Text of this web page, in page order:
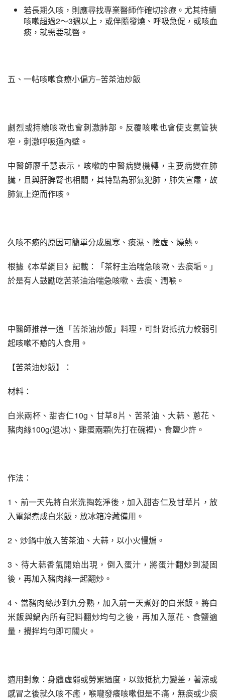
若長期久咳，則應尋找專業醫師作確切診療。尤其持續
咳嗽超過2～3週以上，或伴隨發燒、呼吸急促，或咳血
痰，就需要就醫。
五、一帖咳嗽食療小偏方–苦茶油炒飯
劇烈或持續咳嗽也會刺激肺部。反覆咳嗽也會使支氣管狹
窄，刺激呼吸道內壁。
中醫師廖千慧表示，咳嗽的中醫病變機轉，主要病變在肺
臟，且與肝脾腎也相關，其特點為邪氣犯肺，肺失宣肅，故
肺氣上逆而作咳。
久咳不癒的原因可簡單分成風寒、痰濕、陰虛、燥熱。
根據《本草綱目》記載：「茶籽主治喘急咳嗽、去痰垢。」
於是有人鼓勵吃苦茶油治喘急咳嗽、去痰、潤喉。
中醫師推荐一道「苦茶油炒飯」料理，可針對抵抗力較弱引
起咳嗽不癒的人食用。
【苦茶油炒飯】：
材料：
白米兩杯、甜杏仁10g、甘草8片、苦茶油、大蒜、蔥花、
豬肉絲100g(退冰)、雞蛋兩顆(先打在碗裡)、食鹽少許。
作法：
1、前一天先將白米洗掏乾淨後，加入甜杏仁及甘草片，放
入電鍋煮成白米飯，放冰箱冷藏備用。
2、炒鍋中放入苦茶油、大蒜，以小火慢煸。
3、待大蒜香氣開始出現，倒入蛋汁，將蛋汁翻炒到凝固
後，再加入豬肉絲一起翻炒。
4、當豬肉絲炒到九分熟，加入前一天煮好的白米飯。將白
米飯與鍋內所有配料翻炒均勻之後，再加入蔥花、食鹽適
量，攪拌均勻即可關火。
適用對象：身體虛弱或勞累過度，以致抵抗力變差，著涼或
感冒之後就久咳不癒，喉嚨發癢咳嗽但是不痛，無痰或少痰